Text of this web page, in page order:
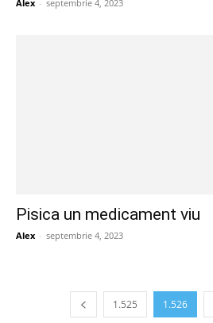
Alex - septembrie 4, 2023
Pisica un medicament viu
Alex - septembrie 4, 2023
1.525 1.526